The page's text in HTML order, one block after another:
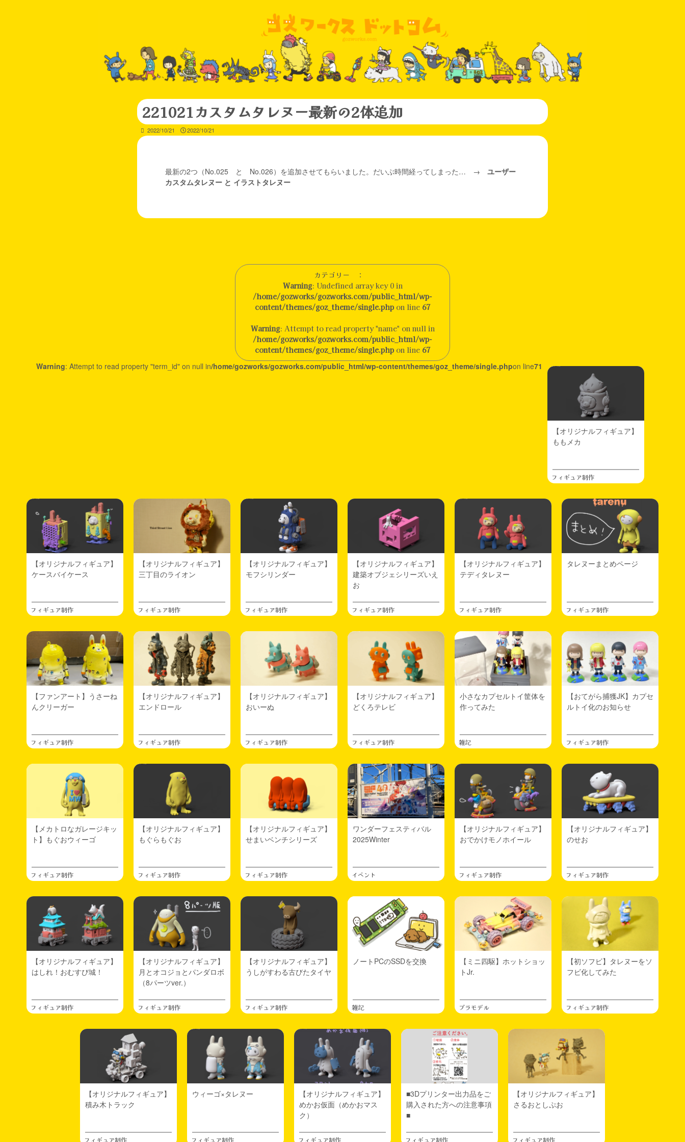
221021カスタムタレヌー最新の2体追加
2022/10/21 2022/10/21
最新の2つ（No.025 と No.026）を追加させてもらいました。だいぶ時間経ってしまった… → ユーザー
カスタムタレヌー と イラストタレヌー
カテゴリー ：
Warning: Undefined array key 0 in
/home/gozworks/gozworks.com/public_html/wp-
content/themes/goz_theme/single.php on line 67
Warning: Attempt to read property "name" on null in
/home/gozworks/gozworks.com/public_html/wp-
content/themes/goz_theme/single.php on line 67
Warning: Attempt to read property "term_id" on null in/home/gozworks/gozworks.com/public_html/wp-content/themes/goz_theme/single.phpon line71
【オリジナルフィギュア】
ももメカ
フィギュア制作
【オリジナルフィギュア】
ケースバイケース
フィギュア制作
【オリジナルフィギュア】
三丁目のライオン
フィギュア制作
【オリジナルフィギュア】
モフシリンダー
フィギュア制作
【オリジナルフィギュア】
建築オブジェシリーズいえ
お
フィギュア制作
【オリジナルフィギュア】
テディタレヌー
フィギュア制作
タレヌーまとめページ
フィギュア制作
【ファンアート】うさーね
んクリーガー
フィギュア制作
【オリジナルフィギュア】
エンドロール
フィギュア制作
【オリジナルフィギュア】
おいーぬ
フィギュア制作
【オリジナルフィギュア】
どくろテレビ
フィギュア制作
小さなカプセルトイ筐体を
作ってみた
雑記
【おてがら捕獲JK】カプセ
ルトイ化のお知らせ
フィギュア制作
【メカトロなガレージキッ
ト】もぐおウィーゴ
フィギュア制作
【オリジナルフィギュア】
もぐらもぐお
フィギュア制作
【オリジナルフィギュア】
せまいベンチシリーズ
フィギュア制作
ワンダーフェスティバル
2025Winter
イベント
【オリジナルフィギュア】
おでかけモノホイール
フィギュア制作
【オリジナルフィギュア】
のせお
フィギュア制作
【オリジナルフィギュア】
はしれ！おむすび城！
フィギュア制作
【オリジナルフィギュア】
月とオコジョとパンダロボ
（8パーツver.）
フィギュア制作
【オリジナルフィギュア】
うしがすわる古びたタイヤ
フィギュア制作
ノートPCのSSDを交換
雑記
【ミニ四駆】ホットショッ
トJr.
プラモデル
【初ソフビ】タレヌーをソ
フビ化してみた
フィギュア制作
【オリジナルフィギュア】
積み木トラック
フィギュア制作
ウィーゴ×タレヌー
フィギュア制作
【オリジナルフィギュア】
めかお仮面（めかおマス
ク）
フィギュア制作
■3Dプリンター出力品をご
購入された方への注意事項
■
フィギュア制作
【オリジナルフィギュア】
さるおとしぷお
フィギュア制作